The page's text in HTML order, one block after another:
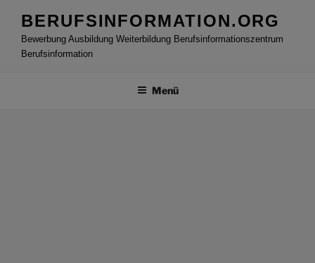
Inhalt
springen
BERUFSINFORMATION.ORG
Bewerbung Ausbildung Weiterbildung Berufsinformationszentrum
Berufsinformation
Menü